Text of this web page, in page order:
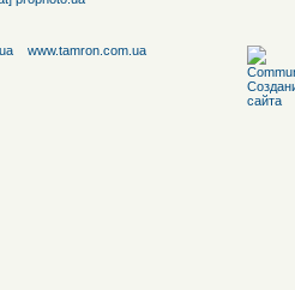
www.tamron.com.ua